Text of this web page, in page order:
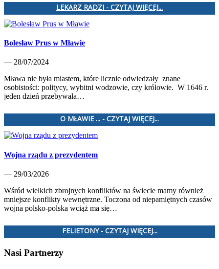
LEKARZ RADZI - CZYTAJ WIĘCEJ...
Bolesław Prus w Mławie
— 28/07/2024
Mława nie była miastem, które licznie odwiedzały znane
osobistości: politycy, wybitni wodzowie, czy królowie. W 1646 r.
jeden dzień przebywała…
O MŁAWIE ... - CZYTAJ WIĘCEJ...
Wojna rządu z prezydentem
— 29/03/2026
Wśród wielkich zbrojnych konfliktów na świecie mamy również
mniejsze konflikty wewnętrzne. Toczona od niepamiętnych czasów
wojna polsko-polska wciąż ma się…
FELIETONY - CZYTAJ WIĘCEJ...
Nasi Partnerzy